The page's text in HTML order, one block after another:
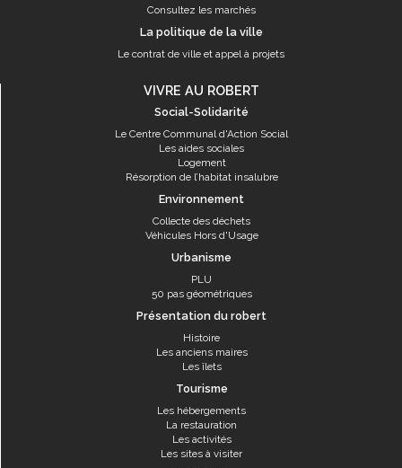
Consultez les marchés
La politique de la ville
Le contrat de ville et appel à projets
VIVRE AU ROBERT
Social-Solidarité
Le Centre Communal d'Action Social
Les aides sociales
Logement
Résorption de l’habitat insalubre
Environnement
Collecte des déchets
Véhicules Hors d'Usage
Urbanisme
PLU
50 pas géométriques
Présentation du robert
Histoire
Les anciens maires
Les îlets
Tourisme
Les hébergements
La restauration
Les activités
Les sites à visiter